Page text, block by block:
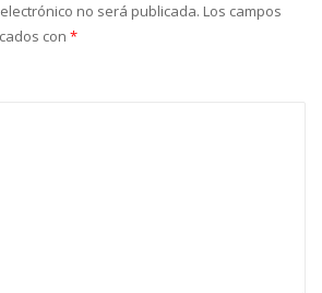
no será publicada. Los campos
con *